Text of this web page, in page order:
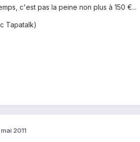
c'est pas la peine non plus à 150 €...
Tapatalk)
2011